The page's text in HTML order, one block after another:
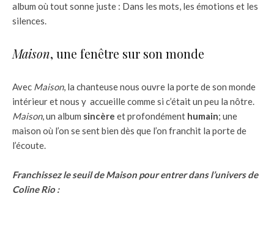
album où tout sonne juste : Dans les mots, les émotions et les
silences.
Maison, une fenêtre sur son monde
Avec Maison, la chanteuse nous ouvre la porte de son monde
intérieur et nous y accueille comme si c’était un peu la nôtre.
Maison, un album sincère et profondément humain; une
maison où l’on se sent bien dès que l’on franchit la porte de
l’écoute.
Franchissez le seuil de Maison pour entrer dans l’univers de
Coline Rio :